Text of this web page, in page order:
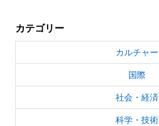
カテゴリー
カルチャー
国際
社会・経済
科学・技術